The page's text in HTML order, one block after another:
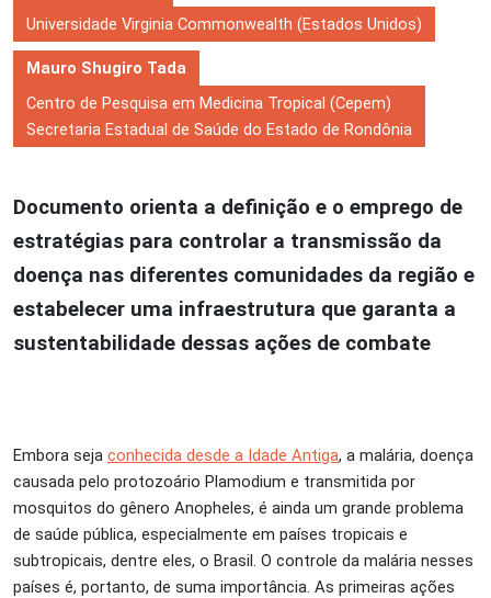
Universidade Virginia Commonwealth (Estados Unidos)
Mauro Shugiro Tada
Centro de Pesquisa em Medicina Tropical (Cepem)
Secretaria Estadual de Saúde do Estado de Rondônia
Documento orienta a definição e o emprego de
estratégias para controlar a transmissão da
doença nas diferentes comunidades da região e
estabelecer uma infraestrutura que garanta a
sustentabilidade dessas ações de combate
Embora seja conhecida desde a Idade Antiga, a malária, doença
causada pelo protozoário Plamodium e transmitida por
mosquitos do gênero Anopheles, é ainda um grande problema
de saúde pública, especialmente em países tropicais e
subtropicais, dentre eles, o Brasil. O controle da malária nesses
países é, portanto, de suma importância. As primeiras ações